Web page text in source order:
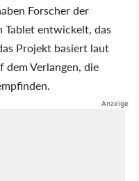
Forscher der
Tablet entwickelt, das
Projekt basiert laut
dem Verlangen, die